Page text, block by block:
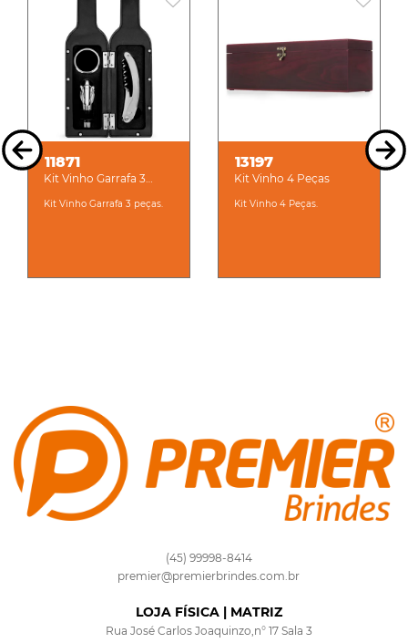
11871
Kit Vinho Garrafa 3
Kit Vinho Garrafa 3 peças.
13197
Kit Vinho 4 Peças
Kit Vinho 4 Peças.
(45) 99998-8414
premier@premierbrindes.com.br
LOJA FÍSICA | MATRIZ
Rua José Carlos Joaquinzo,n° 17 Sala 3